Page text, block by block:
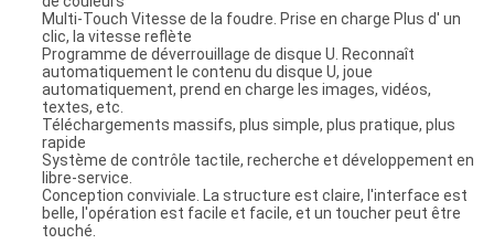
Multi-Touch Vitesse de la foudre. Prise en charge Plus d' un
clic, la vitesse reflète
Programme de déverrouillage de disque U. Reconnaît
automatiquement le contenu du disque U, joue
automatiquement, prend en charge les images, vidéos,
textes, etc.
Téléchargements massifs, plus simple, plus pratique, plus
rapide
Système de contrôle tactile, recherche et développement en
libre-service.
Conception conviviale. La structure est claire, l'interface est
belle, l'opération est facile et facile, et un toucher peut être
touché.